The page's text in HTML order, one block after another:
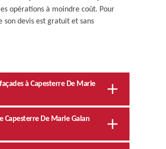
opérations à moindre coût. Pour
son devis est gratuit et sans
à Capesterre De Marie
Capesterre De Marie Galan